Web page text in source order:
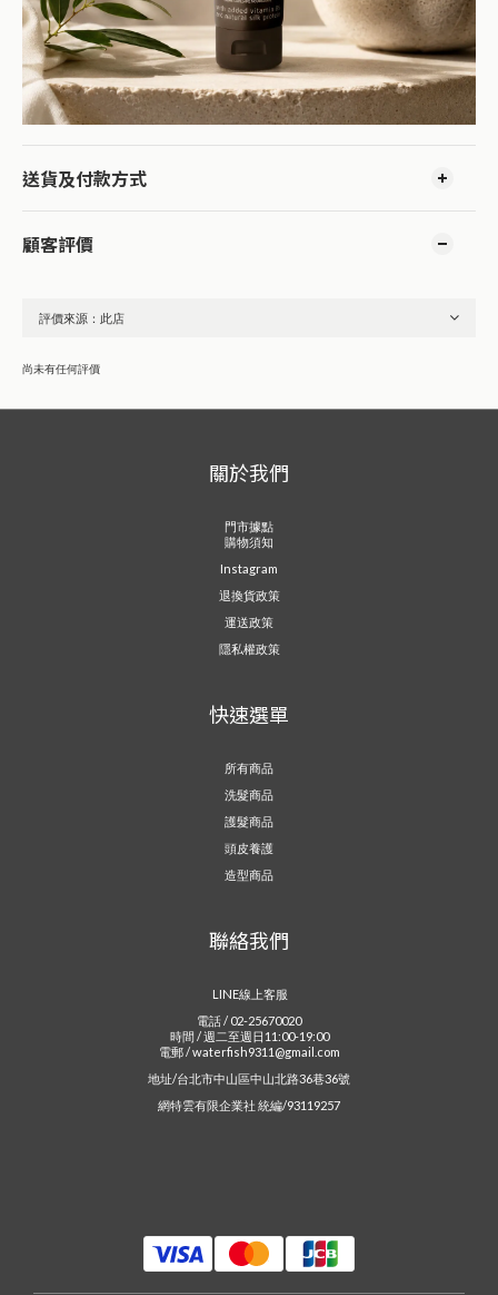
送貨及付款方式
顧客評價
尚未有任何評價
關於我們
門市據點
購物須知
Instagram
退換貨政策
運送政策
隱私權政策
快速選單
所有商品
洗髮商品
護髮商品
頭皮養護
造型商品
聯絡我們
LINE線上客服
電話 / 02-25670020
時間 / 週二至週日11:00-19:00
電郵 / waterfish9311@gmail.com
地址/台北市中山區中山北路36巷36號
網特雲有限企業社 統編/93119257